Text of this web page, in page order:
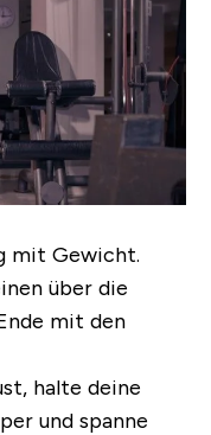
mit Gewicht.
über die
mit den
halte deine
und spanne